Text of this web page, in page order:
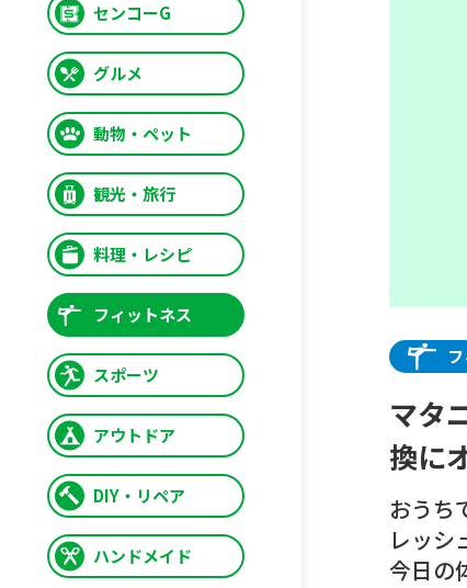
センコーG
グルメ
動物・ペット
観光・旅行
料理・レシピ
フィットネス
スポーツ
アウトドア
DIY・リペア
ハンドメイド
マタ
換に
おうち
レッシ
今日の